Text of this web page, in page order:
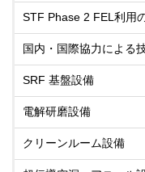
STF Phase 2 FEL利用
国内・国際協力による
SRF 基盤設備
電解研磨設備
クリーンルーム設備